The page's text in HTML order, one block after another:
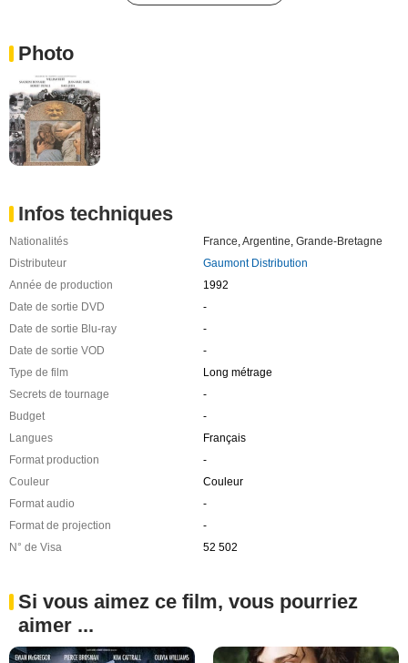
Photo
Infos techniques
Nationalités France,Argentine, Grande-Bretagne
Distributeur
Gaumont Distribution
Année de production
1992
Date de sortie DVD
-
Date de sortie Blu-ray
-
Date de sortie VOD
-
Type de film
Long métrage
Secrets de tournage
-
Budget
-
Langues
Français
Format production
-
Couleur
Couleur
Format audio
-
Format de projection
-
N° de Visa
52 502
Si vous aimez ce film, vous pourriez
aimer ...